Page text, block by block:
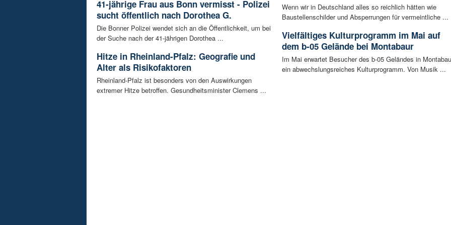
41-jährige Frau aus Bonn vermisst - Polizei
sucht öffentlich nach Dorothea G.
Die Bonner Polizei wendet sich an die Öffentlichkeit, um bei
der Suche nach der 41-jährigen Dorothea ...
Hitze in Rheinland-Pfalz: Geografie und
Alter als Risikofaktoren
Rheinland-Pfalz ist besonders von den Auswirkungen
extremer Hitze betroffen. Gesundheitsminister Clemens ...
Wenn wir in Deutschland alles so reichlich hätten wie
Baustellenschilder und Absperrungen für vermeintliche ...
Vielfältiges Kulturprogramm im Mai auf
dem b-05 Gelände bei Montabaur
Im Mai erwartet Besucher des b-05 Geländes in
ein abwechslungsreiches Kulturprogramm. Von Musik ...